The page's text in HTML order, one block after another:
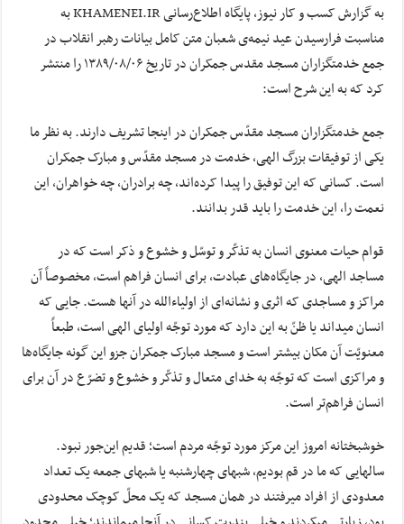
به گزارش کسب و کار نیوز، پایگاه اطلاع‌رسانی KHAMENEI.IR به
مناسبت فرارسیدن عید نیمه‌ی شعبان متن کامل بیانات رهبر انقلاب در
جمع خدمتگزاران مسجد مقدس جمکران در تاریخ ۱۳۸۹/۰۸/۰۶ را منتشر
کرد که به این شرح است:
جمع خدمتگزاران مسجد مقدّس جمکران در اینجا تشریف دارند. به نظر ما
یکی از توفیقات بزرگ الهی، خدمت در مسجد مقدّس و مبارک جمکران
است. کسانی که این توفیق را پیدا کرده‌‌اند، چه برادران، چه خواهران، این
نعمت را، این خدمت را باید قدر بدانند.
قوام حیات معنوی انسان به تذکّر و توسّل و خشوع و ذکر است که در
مساجد الهی، در جایگاه‌‌های عبادت، برای انسان فراهم است، مخصوصاً آن
مراکز و مساجدی که اثری و نشانه‌‌ای از اولیاءالله در آنها هست. جایی که
انسان میداند یا ظنّ به این دارد که مورد توجّه اولیای الهی است، طبعاً
معنویّت آن مکان بیشتر است و مسجد مبارک جمکران جزو این گونه جایگاه‌‌ها
و مراکزی است که توجّه به خدای متعال و تذکّر و خشوع و تضرّع در آن برای
انسان فراهم‌‌تر است.
خوشبختانه امروز این مرکز مورد توجّه مردم است؛ قدیم این‌جور نبود.
سالهایی که ما در قم بودیم، شبهای چهارشنبه یا شبهای جمعه یک تعداد
معدودی از افراد میرفتند در همان مسجد که یک محلّ کوچک محدودی